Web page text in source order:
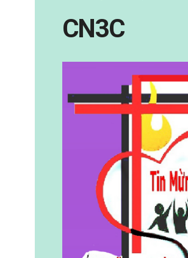
CN3C